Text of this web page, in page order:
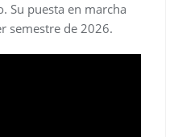
Su puesta en marcha
semestre de 2026.